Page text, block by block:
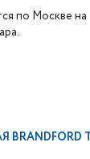
по Москве на